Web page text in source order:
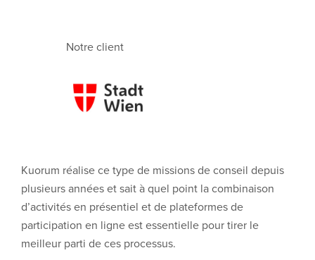
Notre client
Kuorum réalise ce type de missions de conseil depuis
plusieurs années et sait à quel point la combinaison
d’activités en présentiel et de plateformes de
participation en ligne est essentielle pour tirer le
meilleur parti de ces processus.